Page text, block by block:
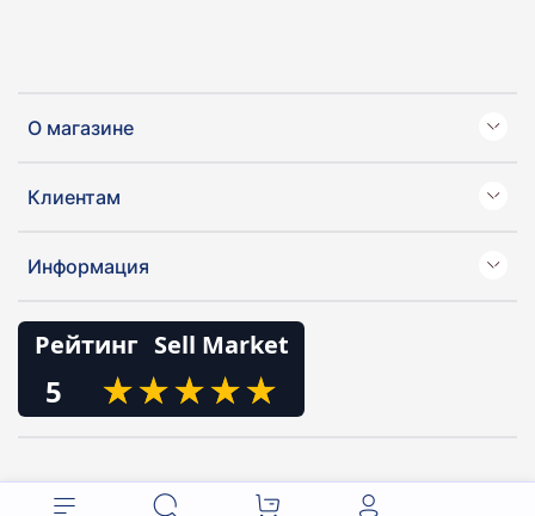
О магазине
Клиентам
Информация
Рейтинг Sell Market
5 ★
★★
★★
★★
★★
★